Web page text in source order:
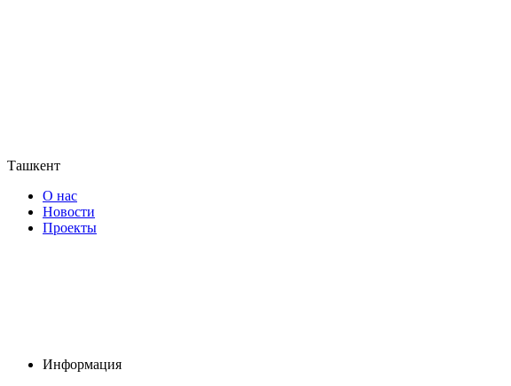
Ташкент
О нас
Новости
Проекты
Информация